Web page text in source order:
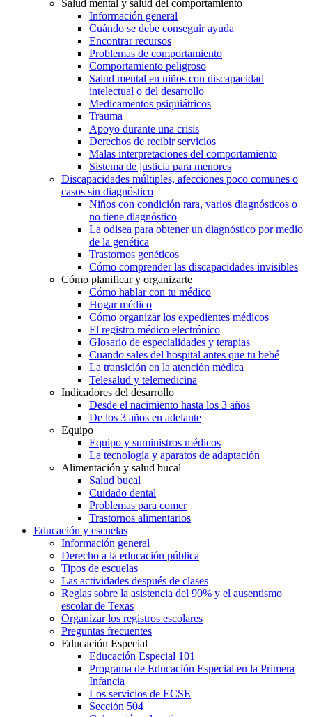
Salud mental y salud del comportamiento
Información general
Cuándo se debe conseguir ayuda
Encontrar recursos
Problemas de comportamiento
Comportamiento peligroso
Salud mental en niños con discapacidad
intelectual o del desarrollo
Medicamentos psiquiátricos
Trauma
Apoyo durante una crisis
Derechos de recibir servicios
Malas interpretaciones del comportamiento
Sistema de justicia para menores
Discapacidades múltiples, afecciones poco comunes o
casos sin diagnóstico
Niños con condición rara, varios diagnósticos o
no tiene diagnóstico
La odisea para obtener un diagnóstico por medio
de la genética
Trastornos genéticos
Cómo comprender las discapacidades invisibles
Cómo planificar y organizarte
Cómo hablar con tu médico
Hogar médico
Cómo organizar los expedientes médicos
El registro médico electrónico
Glosario de especialidades y terapias
Cuando sales del hospital antes que tu bebé
La transición en la atención médica
Telesalud y telemedicina
Indicadores del desarrollo
Desde el nacimiento hasta los 3 años
De los 3 años en adelante
Equipo
Equipo y suministros médicos
La tecnología y aparatos de adaptación
Alimentación y salud bucal
Salud bucal
Cuidado dental
Problemas para comer
Trastornos alimentarios
Educación y escuelas
Información general
Derecho a la educación pública
Tipos de escuelas
Las actividades después de clases
Reglas sobre la asistencia del 90% y el ausentismo
escolar de Texas
Organizar los registros escolares
Preguntas frecuentes
Educación Especial
Educación Especial 101
Programa de Educación Especial en la Primera
Infancia
Los servicios de ECSE
Sección 504